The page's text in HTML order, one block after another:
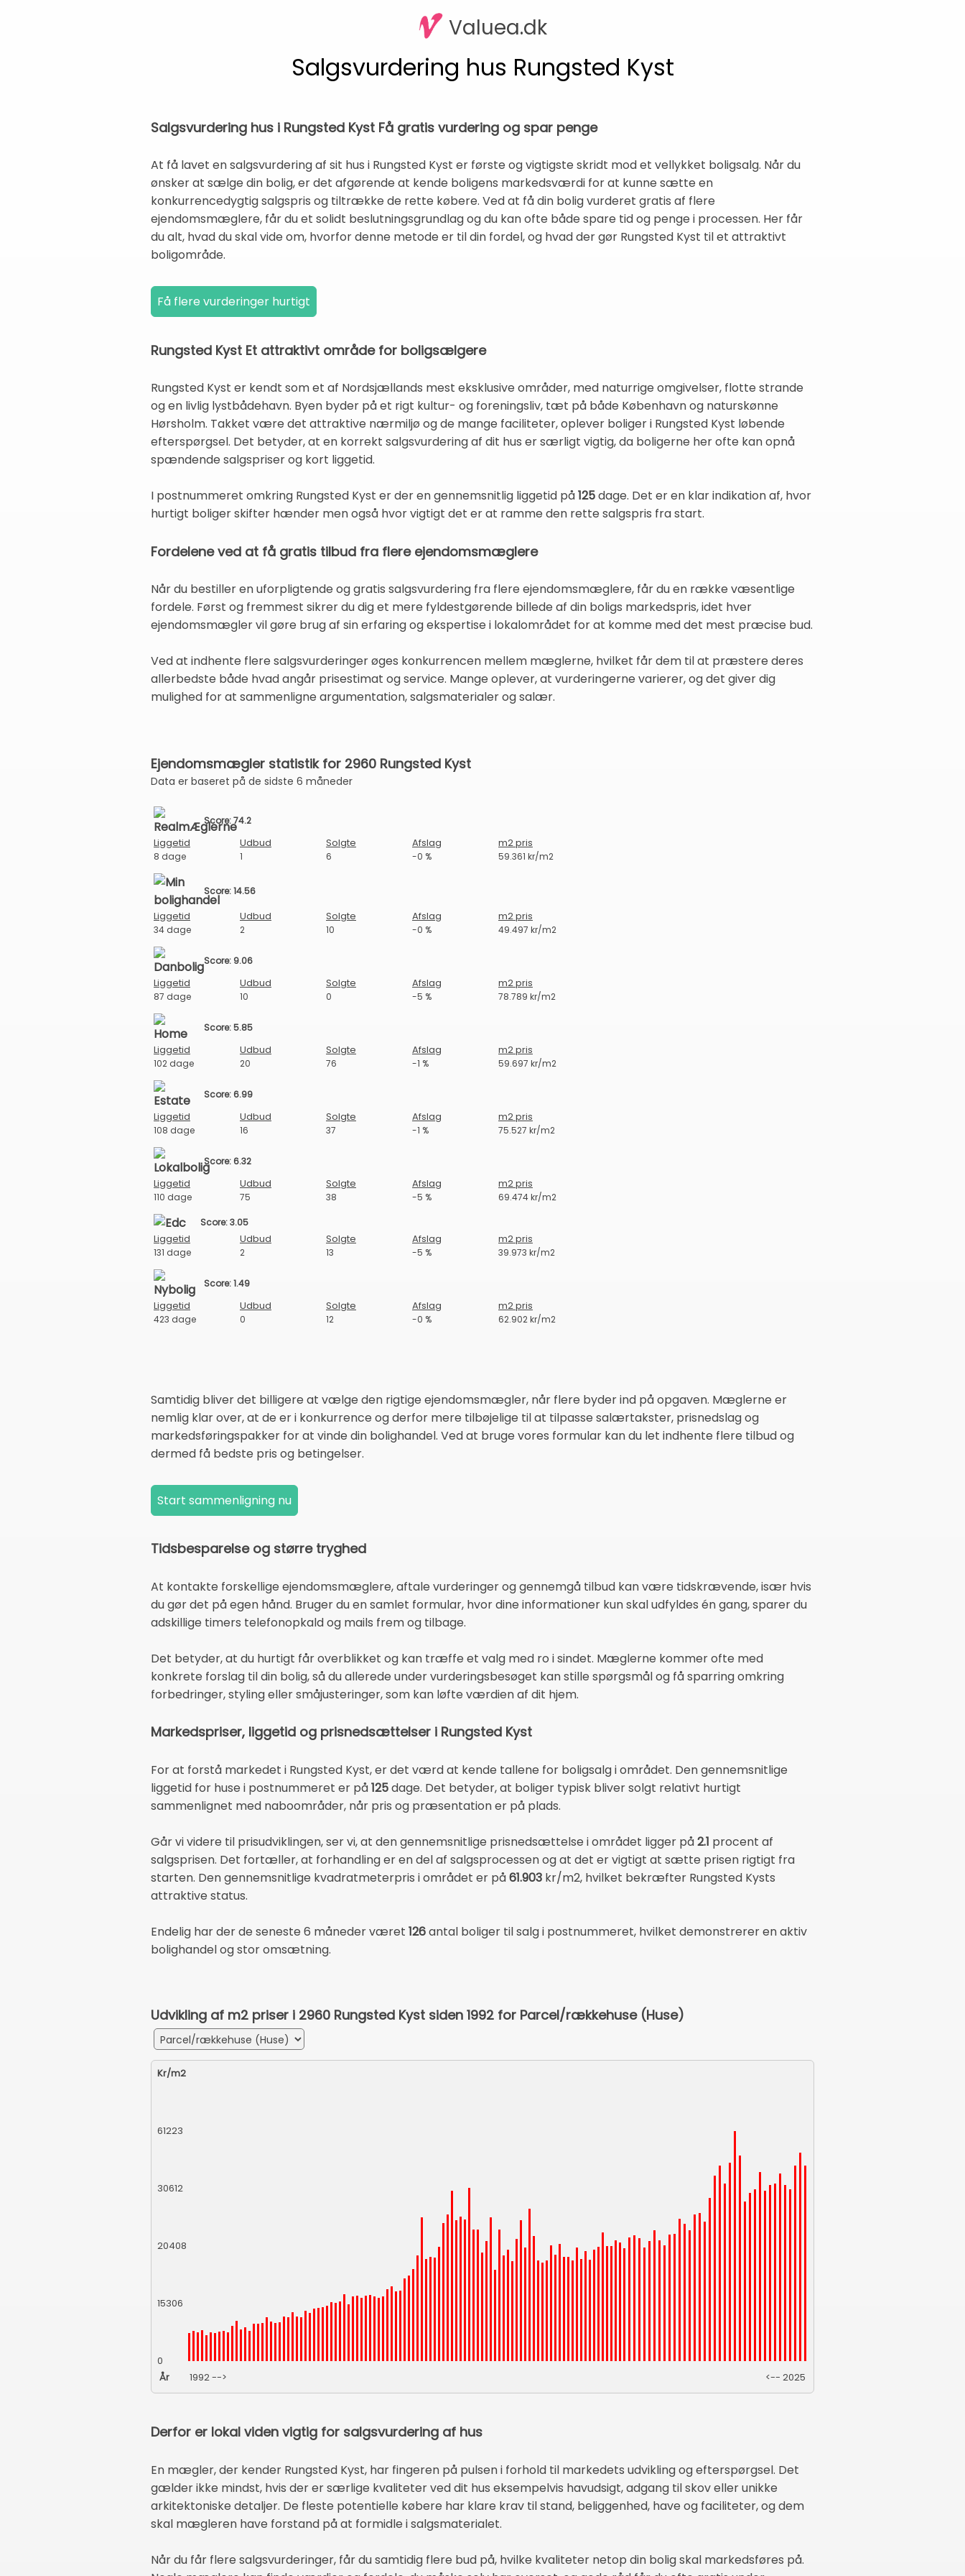
Valuea.dk
Salgsvurdering hus Rungsted Kyst
Salgsvurdering hus i Rungsted Kyst Få gratis vurdering og spar penge
At få lavet en salgsvurdering af sit hus i Rungsted Kyst er første og vigtigste skridt mod et vellykket boligsalg. Når du
ønsker at sælge din bolig, er det afgørende at kende boligens markedsværdi for at kunne sætte en
konkurrencedygtig salgspris og tiltrække de rette købere. Ved at få din bolig vurderet gratis af flere
ejendomsmæglere, får du et solidt beslutningsgrundlag og du kan ofte både spare tid og penge i processen. Her får
du alt, hvad du skal vide om, hvorfor denne metode er til din fordel, og hvad der gør Rungsted Kyst til et attraktivt
boligområde.
Rungsted Kyst Et attraktivt område for boligsælgere
Rungsted Kyst er kendt som et af Nordsjællands mest eksklusive områder, med naturrige omgivelser, flotte strande
og en livlig lystbådehavn. Byen byder på et rigt kultur- og foreningsliv, tæt på både København og naturskønne
Hørsholm. Takket være det attraktive nærmiljø og de mange faciliteter, oplever boliger i Rungsted Kyst løbende
efterspørgsel. Det betyder, at en korrekt salgsvurdering af dit hus er særligt vigtig, da boligerne her ofte kan opnå
spændende salgspriser og kort liggetid.
I postnummeret omkring Rungsted Kyst er der en gennemsnitlig liggetid på125dage. Det er en klar indikation af, hvor
hurtigt boliger skifter hænder men også hvor vigtigt det er at ramme den rette salgspris fra start.
Fordelene ved at få gratis tilbud fra flere ejendomsmæglere
Når du bestiller en uforpligtende og gratis salgsvurdering fra flere ejendomsmæglere, får du en række væsentlige
fordele. Først og fremmest sikrer du dig et mere fyldestgørende billede af din boligs markedspris, idet hver
ejendomsmægler vil gøre brug af sin erfaring og ekspertise i lokalområdet for at komme med det mest præcise bud.
Ved at indhente flere salgsvurderinger øges konkurrencen mellem mæglerne, hvilket får dem til at præstere deres
allerbedste både hvad angår prisestimat og service. Mange oplever, at vurderingerne varierer, og det giver dig
mulighed for at sammenligne argumentation, salgsmaterialer og salær.
Ejendomsmægler statistik for 2960 Rungsted Kyst
Data er baseret på de sidste 6 måneder
Score: 74.2
Liggetid Udbud Solgte Afslag m2 pris
8 dage 1 6 -0 % 59.361 kr/m2
Score: 14.56
Liggetid Udbud Solgte Afslag m2 pris
34 dage 2 10 -0 % 49.497 kr/m2
Score: 9.06
Liggetid Udbud Solgte Afslag m2 pris
87 dage 10 0 -5 % 78.789 kr/m2
Score: 5.85
Liggetid Udbud Solgte Afslag m2 pris
102 dage 20 76 -1 % 59.697 kr/m2
Score: 6.99
Liggetid Udbud Solgte Afslag m2 pris
108 dage 16 37 -1 % 75.527 kr/m2
Score: 6.32
Liggetid Udbud Solgte Afslag m2 pris
110 dage 75 38 -5 % 69.474 kr/m2
Score: 3.05
Liggetid Udbud Solgte Afslag m2 pris
131 dage 2 13 -5 % 39.973 kr/m2
Score: 1.49
Liggetid Udbud Solgte Afslag m2 pris
423 dage 0 12 -0 % 62.902 kr/m2
Samtidig bliver det billigere at vælge den rigtige ejendomsmægler, når flere byder ind på opgaven. Mæglerne er
nemlig klar over, at de er i konkurrence og derfor mere tilbøjelige til at tilpasse salærtakster, prisnedslag og
markedsføringspakker for at vinde din bolighandel. Ved at bruge vores formular kan du let indhente flere tilbud og
dermed få bedste pris og betingelser.
Tidsbesparelse og større tryghed
At kontakte forskellige ejendomsmæglere, aftale vurderinger og gennemgå tilbud kan være tidskrævende, især hvis
du gør det på egen hånd. Bruger du en samlet formular, hvor dine informationer kun skal udfyldes én gang, sparer du
adskillige timers telefonopkald og mails frem og tilbage.
Det betyder, at du hurtigt får overblikket og kan træffe et valg med ro i sindet. Mæglerne kommer ofte med
konkrete forslag til din bolig, så du allerede under vurderingsbesøget kan stille spørgsmål og få sparring omkring
forbedringer, styling eller småjusteringer, som kan løfte værdien af dit hjem.
Markedspriser, liggetid og prisnedsættelser i Rungsted Kyst
For at forstå markedet i Rungsted Kyst, er det værd at kende tallene for boligsalg i området. Den gennemsnitlige
liggetid for huse i postnummeret er på125dage. Det betyder, at boliger typisk bliver solgt relativt hurtigt
sammenlignet med naboområder, når pris og præsentation er på plads.
Går vi videre til prisudviklingen, ser vi, at den gennemsnitlige prisnedsættelse i området ligger på2.1 procent af
salgsprisen. Det fortæller, at forhandling er en del af salgsprocessen og at det er vigtigt at sætte prisen rigtigt fra
starten. Den gennemsnitlige kvadratmeterpris i området er på61.903 kr/m2, hvilket bekræfter Rungsted Kysts
attraktive status.
Endelig har der de seneste 6 måneder været 126antal boliger til salg i postnummeret, hvilket demonstrerer en aktiv
bolighandel og stor omsætning.
Udvikling af m2 priser i 2960 Rungsted Kyst siden 1992 for Parcel/rækkehuse (Huse)
Kr/m2
61223
30612
20408
15306
0
År
1992 --> <-- 2025
Derfor er lokal viden vigtig for salgsvurdering af hus
En mægler, der kender Rungsted Kyst, har fingeren på pulsen i forhold til markedets udvikling og efterspørgsel. Det
gælder ikke mindst, hvis der er særlige kvaliteter ved dit hus eksempelvis havudsigt, adgang til skov eller unikke
arkitektoniske detaljer. De fleste potentielle købere har klare krav til stand, beliggenhed, have og faciliteter, og dem
skal mægleren have forstand på at formidle i salgsmaterialet.
Når du får flere salgsvurderinger, får du samtidig flere bud på, hvilke kvaliteter netop din bolig skal markedsføres på.